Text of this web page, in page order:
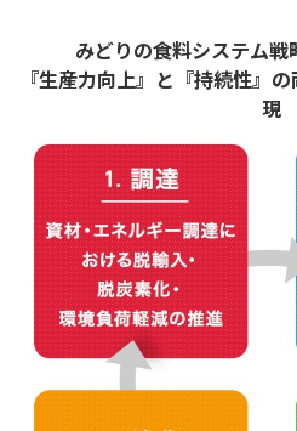
みどりの食料システム
『生産力向上』と『持続性』
現